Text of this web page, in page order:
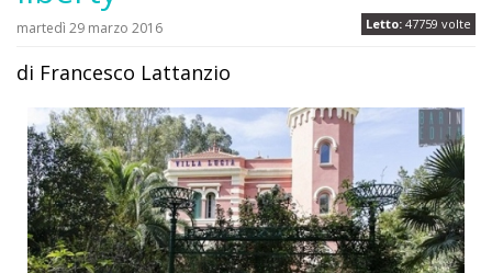
Letto: 47759 volte
martedì 29 marzo 2016
di Francesco Lattanzio